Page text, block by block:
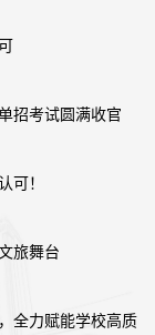
招考试圆满收官
可！
旅舞台
全力赋能学校高质